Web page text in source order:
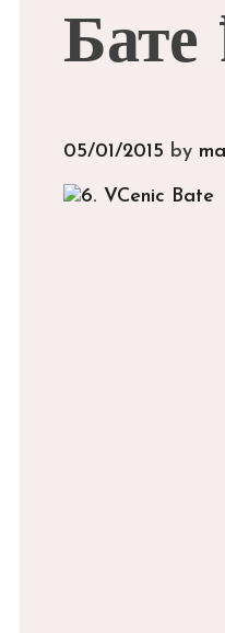
Бате
05/01/2015 by